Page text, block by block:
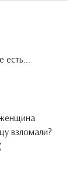
есть...
взломали?